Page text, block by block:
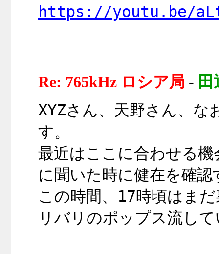
https://youtu.be/
Re: 765kHz ロシア局 - 田
XYZさん、天野さん、
す。
最近はここに合わせる
に聞いた時に健在を確
この時間、17時頃はま
リバリのポップス流し